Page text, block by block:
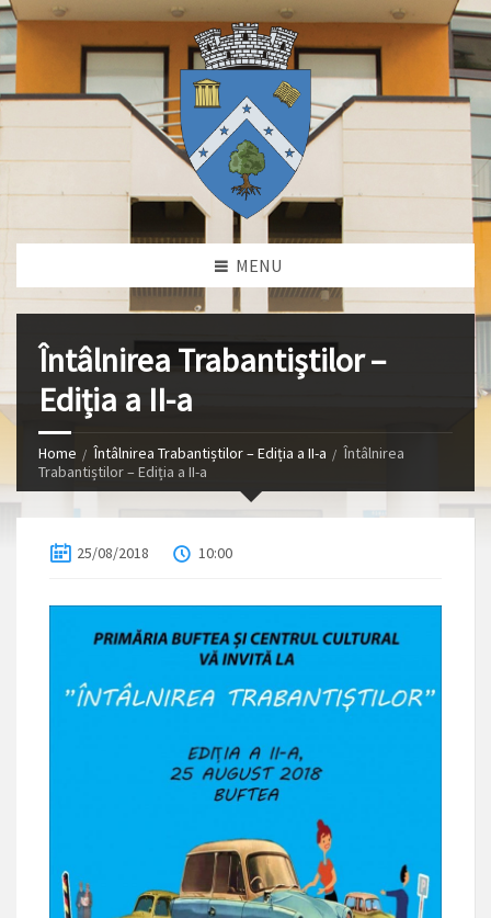
MENU
Întâlnirea Trabantiștilor –
Ediția a II-a
Home Întâlnirea Trabantiștilor – Ediția a II-a
Întâlnirea
Trabantiștilor – Ediția a II-a
25/08/2018 10:00